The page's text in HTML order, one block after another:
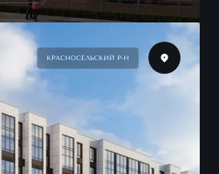
КРАСНОСЕЛЬСКИЙ Р-Н